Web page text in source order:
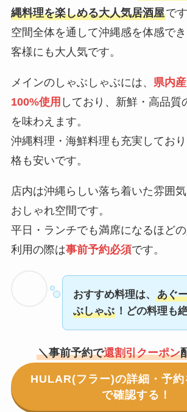
縄料理を楽しめる大人気居酒屋です
空間全体を通して沖縄感を体感で
客様にも大人気です。
メインのしゃぶしゃぶには、 県内
100%使用 しており、新鮮・高品質
を味わえます。
沖縄料理・海鮮料理も充実してお
格も安いです。
店内は沖縄らしい落ち着いた雰囲
おしゃれ空間です。
平日・ランチでも満席になるほどの
利用の際は事前予約必須です。
おすすめ料理は、
あぐ
ぶしゃぶ！どの料理も
＼事前予約で還割引クーポン
HULAR(フラー)の詳細・予
で確認する！